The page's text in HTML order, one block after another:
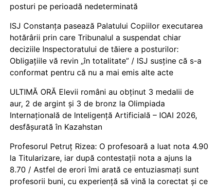
posturi pe perioadă nedeterminată
ISJ Constanța pasează Palatului Copiilor executarea
hotărârii prin care Tribunalul a suspendat chiar
deciziile Inspectoratului de tăiere a posturilor:
Obligațiile vă revin „în totalitate” / ISJ susține că s-a
conformat pentru că nu a mai emis alte acte
ULTIMĂ ORĂ Elevii români au obținut 3 medalii de
aur, 2 de argint și 3 de bronz la Olimpiada
Internațională de Inteligență Artificială – IOAI 2026,
desfășurată în Kazahstan
Profesorul Petruț Rizea: O profesoară a luat nota 4.90
la Titularizare, iar după contestații nota a ajuns la
8.70 / Astfel de erori îmi arată ce entuziasmați sunt
profesorii buni, cu experiență să vină la corectat și ce